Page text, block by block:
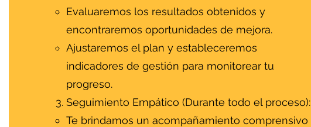
Evaluaremos los resultados obtenidos y
encontraremos oportunidades de mejora.
Ajustaremos el plan y estableceremos
indicadores de gestión para monitorear tu
progreso.
Seguimiento Empático (Durante todo el proceso):
Te brindamos un acompañamiento comprensivo